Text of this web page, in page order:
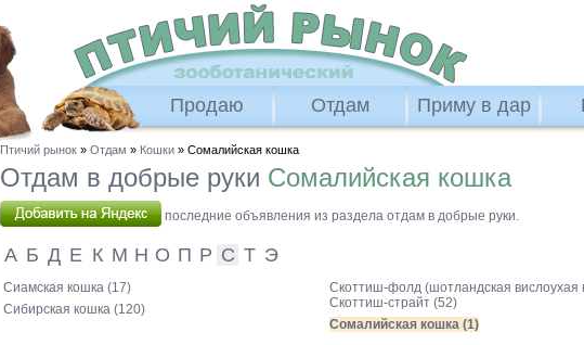
Продаю Отдам Приму в дар
Птичий рынок » Отдам » Кошки » Сомалийская кошка
Отдам в добрые руки Сомалийская кошка
последние объявления из раздела отдам в добрые руки.
А Б Д Е К М Н О П Р С Т Э
Сиамская кошка (17)
Сибирская кошка (120)
Скоттиш-фолд (шотландская вислоухая
Скоттиш-страйт (52)
Сомалийская кошка (1)